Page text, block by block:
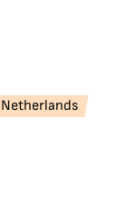
Netherlands